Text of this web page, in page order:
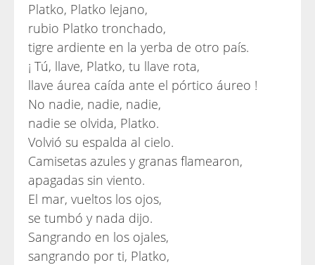
Platko, Platko lejano,
rubio Platko tronchado,
tigre ardiente en la yerba de otro país.
¡ Tú, llave, Platko, tu llave rota,
llave áurea caída ante el pórtico áureo !
No nadie, nadie, nadie,
nadie se olvida, Platko.
Volvió su espalda al cielo.
Camisetas azules y granas flamearon,
apagadas sin viento.
El mar, vueltos los ojos,
se tumbó y nada dijo.
Sangrando en los ojales,
sangrando por ti, Platko,